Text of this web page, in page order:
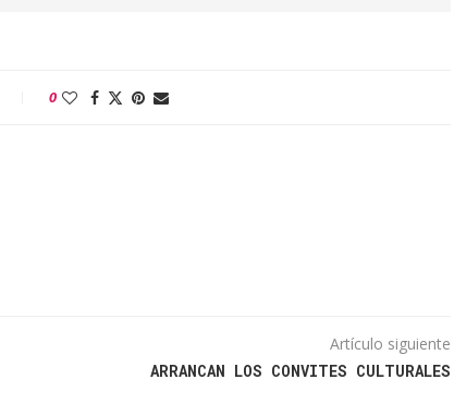
0
Artículo siguiente
ARRANCAN LOS CONVITES CULTURALES